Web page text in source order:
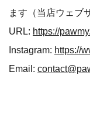
ます（当店ウェブ
URL: https://
Instagram: https://
Email: